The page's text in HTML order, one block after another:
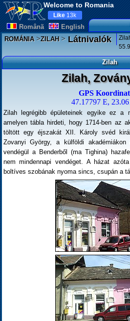
Welcome to Romania
Românã English
Like 13k
ROMÁNIA>ZILAH>Látnivalók
Zilah
Zilah,
GPS
47.17797 E,
Zilah legrégibb épületeinek egyike ez a
amelyen tábla hirdeti, hogy 1714-ben az
töltött egy éjszakát XII. Károly svéd
Zovanyi György, a külföldi
vendégül a Benderből (ma Tighina)
nem mindennapi vendéget. A házat
boltíves szobának nyoma sincs, csupán a